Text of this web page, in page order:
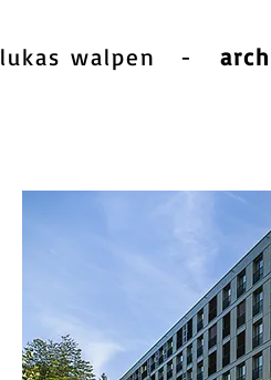
lukas walpen -